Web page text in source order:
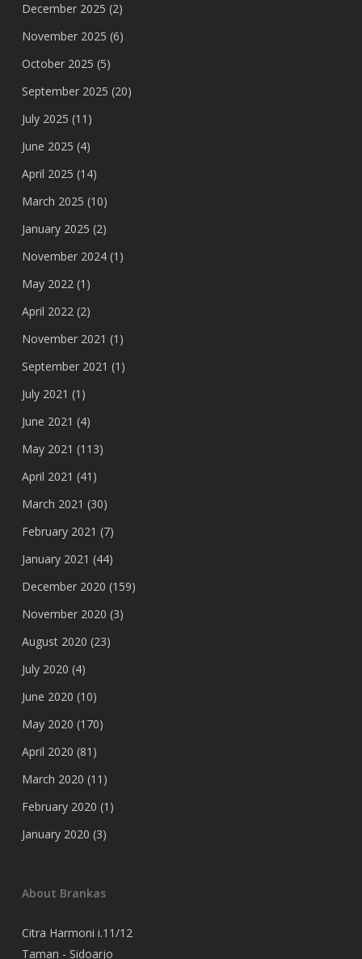
December 2025 (2)
November 2025 (6)
October 2025 (5)
September 2025 (20)
July 2025 (11)
June 2025 (4)
April 2025 (14)
March 2025 (10)
January 2025 (2)
November 2024(1)
May 2022(1)
April 2022(2)
November 2021 (1)
September 2021 (1)
July 2021 (1)
June 2021 (4)
May 2021 (113)
April 2021 (41)
March 2021 (30)
February 2021 (7)
January 2021 (44)
December 2020 (159)
November 2020 (3)
August 2020 (23)
July 2020 (4)
June 2020 (10)
May 2020 (170)
April 2020 (81)
March 2020 (11)
February 2020 (1)
January 2020 (3)
About Brankas
Citra Harmoni i.11/12
Taman - Sidoarjo